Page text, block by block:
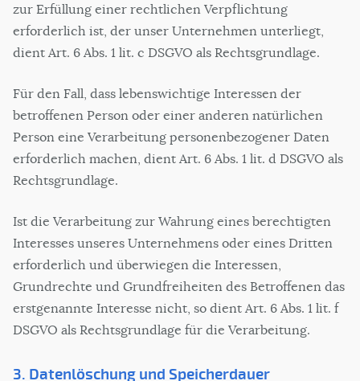
zur Erfüllung einer rechtlichen Verpflichtung
erforderlich ist, der unser Unternehmen unterliegt,
dient Art. 6 Abs. 1 lit. c DSGVO als Rechtsgrundlage.
Für den Fall, dass lebenswichtige Interessen der
betroffenen Person oder einer anderen natürlichen
Person eine Verarbeitung personenbezogener Daten
erforderlich machen, dient Art. 6 Abs. 1 lit. d DSGVO als
Rechtsgrundlage.
Ist die Verarbeitung zur Wahrung eines berechtigten
Interesses unseres Unternehmens oder eines Dritten
erforderlich und überwiegen die Interessen,
Grundrechte und Grundfreiheiten des Betroffenen das
erstgenannte Interesse nicht, so dient Art. 6 Abs. 1 lit. f
DSGVO als Rechtsgrundlage für die Verarbeitung.
3. Datenlöschung und Speicherdauer